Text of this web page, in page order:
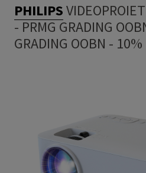
PHILIPS
- PRMG GRADING
GRADING OOBN - 10%